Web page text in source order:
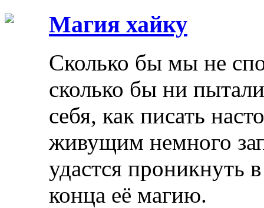
Магия хайку
Сколько бы мы не
сколько бы ни
себя, как писать
живущим немного
удастся проникнуть
конца её магию.